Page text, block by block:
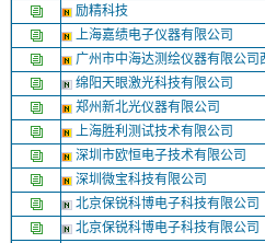
励精科技
上海嘉绩电子仪器有限公司
广州市中海达测绘仪器有限公
绵阳天眼激光科技有限公司
郑州新北光仪器有限公司
上海胜利测试技术有限公司
深圳市欧恒电子技术有限公司
深圳微宝科技有限公司
北京保锐科博电子科技有限公司
北京保锐科博电子科技有限公司